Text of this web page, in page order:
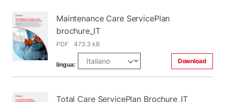
Maintenance Care ServicePlan
brochure_IT
PDF 473.3 kB
lingua: Download
Total Care ServicePlan Brochure_IT